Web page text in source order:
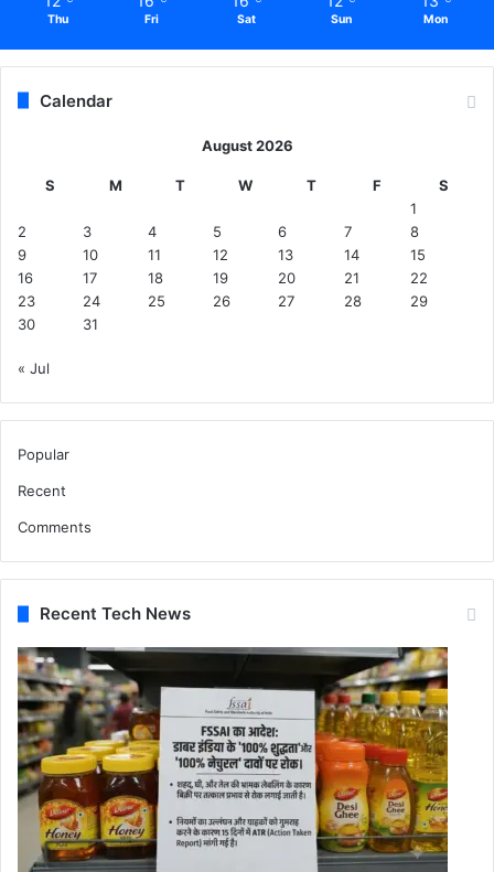
Thu Fri Sat Sun Mon
Calendar
August 2026
S M T W T F
S
1
2
3 4 5 6 7
8
9
10 11 12 13 14
15
16
17 18 19 20 21
22
23
24 25 26 27 28
29
30
31
« Jul
Popular
Recent
Comments
Recent Tech News